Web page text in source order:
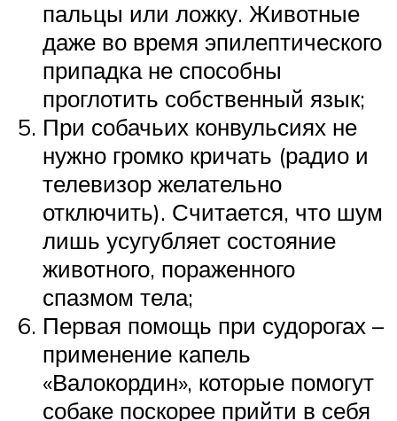
пальцы или ложку. Животные
даже во время эпилептического
припадка не способны
проглотить собственный язык;
При собачьих конвульсиях не
нужно громко кричать (радио и
телевизор желательно
отключить). Считается, что шум
лишь усугубляет состояние
животного, пораженного
спазмом тела;
Первая помощь при судорогах –
применение капель
«Валокордин», которые помогут
собаке поскорее прийти в себя